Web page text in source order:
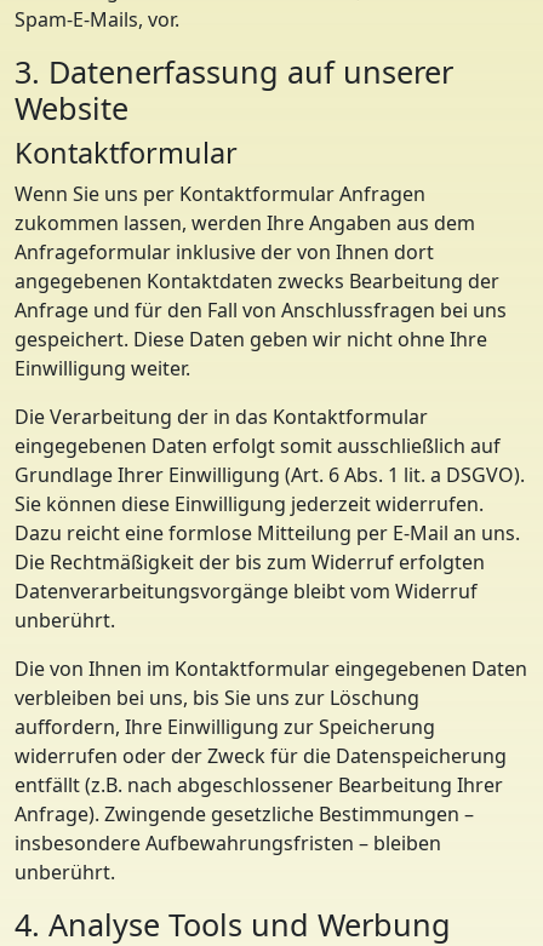
Spam-E-Mails, vor.
3. Datenerfassung auf unserer
Website
Kontaktformular
Wenn Sie uns per Kontaktformular Anfragen
zukommen lassen, werden Ihre Angaben aus dem
Anfrageformular inklusive der von Ihnen dort
angegebenen Kontaktdaten zwecks Bearbeitung der
Anfrage und für den Fall von Anschlussfragen bei uns
gespeichert. Diese Daten geben wir nicht ohne Ihre
Einwilligung weiter.
Die Verarbeitung der in das Kontaktformular
eingegebenen Daten erfolgt somit ausschließlich auf
Grundlage Ihrer Einwilligung (Art. 6 Abs. 1 lit. a DSGVO).
Sie können diese Einwilligung jederzeit widerrufen.
Dazu reicht eine formlose Mitteilung per E-Mail an uns.
Die Rechtmäßigkeit der bis zum Widerruf erfolgten
Datenverarbeitungsvorgänge bleibt vom Widerruf
unberührt.
Die von Ihnen im Kontaktformular eingegebenen Daten
verbleiben bei uns, bis Sie uns zur Löschung
auffordern, Ihre Einwilligung zur Speicherung
widerrufen oder der Zweck für die Datenspeicherung
entfällt (z.B. nach abgeschlossener Bearbeitung Ihrer
Anfrage). Zwingende gesetzliche Bestimmungen –
insbesondere Aufbewahrungsfristen – bleiben
unberührt.
4. Analyse Tools und Werbung